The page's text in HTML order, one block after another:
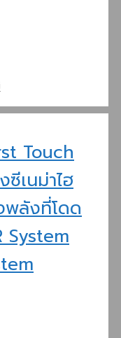
Touch
เนม่าไฮ
พลังที่โดด
System